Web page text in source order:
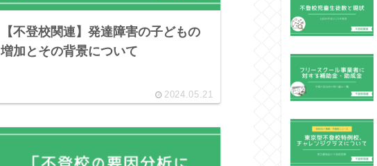
【不登校関連】発達障害の子どもの
増加とその背景について
2024.05.21